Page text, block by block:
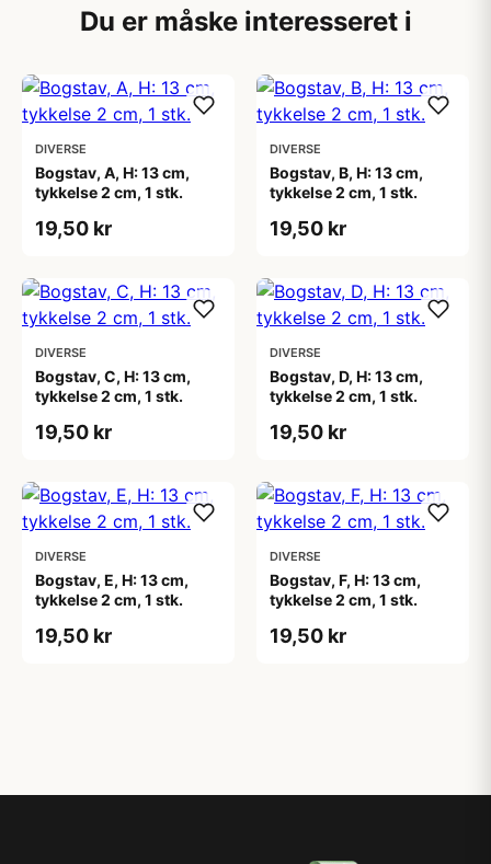
Du er måske interesseret i
DIVERSE
Bogstav, A, H: 13 cm,
tykkelse 2 cm, 1 stk.
19,50 kr
DIVERSE
Bogstav, B, H: 13 cm,
tykkelse 2 cm, 1 stk.
19,50 kr
DIVERSE
Bogstav, C, H: 13 cm,
tykkelse 2 cm, 1 stk.
19,50 kr
DIVERSE
Bogstav, D, H: 13 cm,
tykkelse 2 cm, 1 stk.
19,50 kr
DIVERSE
Bogstav, E, H: 13 cm,
tykkelse 2 cm, 1 stk.
19,50 kr
DIVERSE
Bogstav, F, H: 13 cm,
tykkelse 2 cm, 1 stk.
19,50 kr